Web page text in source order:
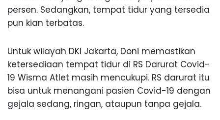
persen. Sedangkan, tempat tidur yang tersedia
pun kian terbatas.
Untuk wilayah DKI Jakarta, Doni memastikan
ketersediaan tempat tidur di RS Darurat Covid-
19 Wisma Atlet masih mencukupi. RS darurat itu
bisa untuk menangani pasien Covid-19 dengan
gejala sedang, ringan, ataupun tanpa gejala.